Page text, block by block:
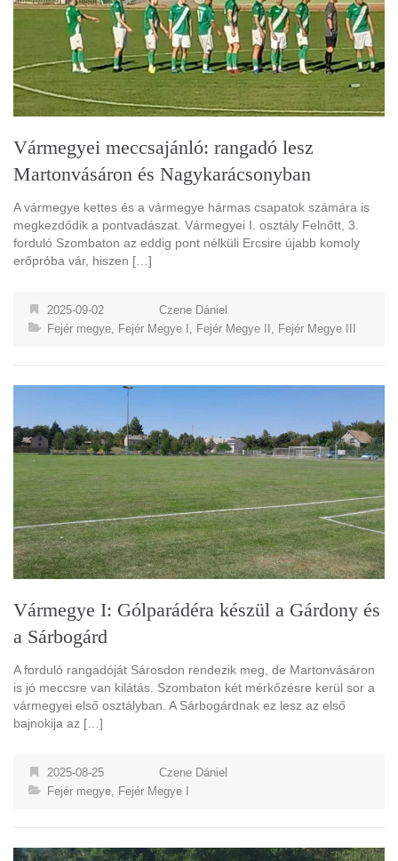
Vármegyei meccsajánló: rangadó lesz
Martonvásáron és Nagykarácsonyban
A vármegye kettes és a vármegye hármas csapatok számára is
megkezdődik a pontvadászat. Vármegyei I. osztály Felnőtt, 3.
forduló Szombaton az eddig pont nélküli Ercsire újabb komoly
erőpróba vár, hiszen […]
2025-09-02
Czene Dániel
Fejér megye
Fejér Megye I Fejér Megye II Fejér Megye III
Vármegye I: Gólparádéra készül a Gárdony és
a Sárbogárd
A forduló rangadóját Sárosdon rendezik meg, de Martonvásáron
is jó meccsre van kilátás. Szombaton két mérkőzésre kerül sor a
vármegyei első osztályban. A Sárbogárdnak ez lesz az első
bajnokija az […]
2025-08-25
Czene Dániel
Fejér megye, Fejér Megye I